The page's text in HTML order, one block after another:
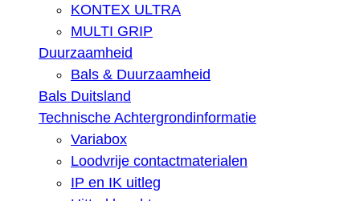
KONTEX ULTRA
MULTI GRIP
Duurzaamheid
Bals & Duurzaamheid
Bals Duitsland
Technische Achtergrondinformatie
Variabox
Loodvrije contactmaterialen
IP en IK uitleg